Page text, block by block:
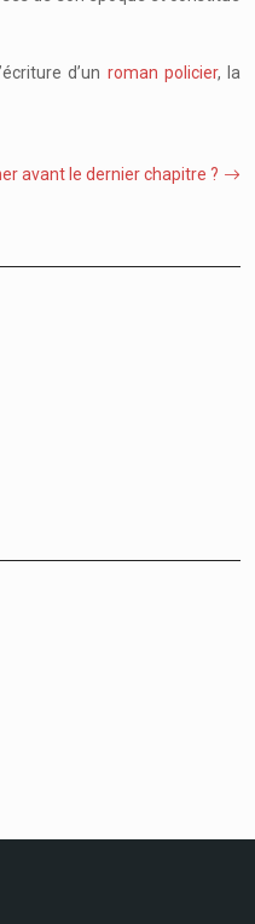
d’un roman policier, la
avant le dernier chapitre ?